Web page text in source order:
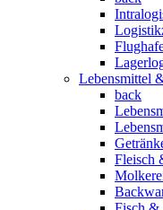
Lebensmittel
back
Fleisch